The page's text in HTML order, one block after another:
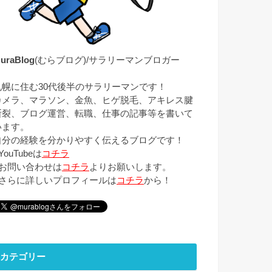
(むらブログ)/サラリーマンブロガー
幌に住む30代後半のサラリーマンです！
メラ、マラソン、金魚、ヒゲ脱毛、アキレス腱
裂、ブログ運営、転職、仕事の記事等を書いて
す。
分の経験を分かりやすく伝えるブログです！
はコチラ
問い合わせはコチラ よりお願いします。
らに詳しいプロフィールはコチラから！
カテゴリー